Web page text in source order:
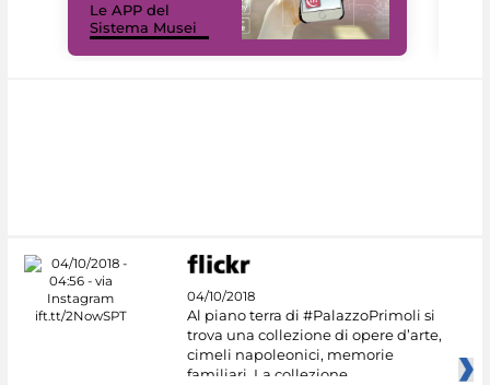
Le APP del
Sistema Musei
04/10/2018
Al piano terra di #PalazzoPrimoli si
trova una collezione di opere d’arte,
cimeli napoleonici, memorie
familiari. La collezione